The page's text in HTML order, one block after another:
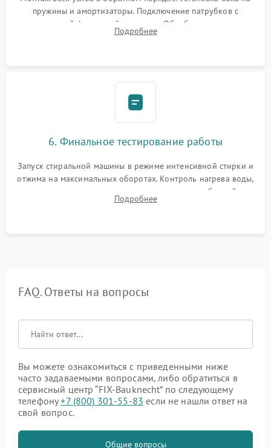
пружины и амортизаторы. Подключение патрубков с
надежной фиксацией хомутами. Обработка стыков
герметиком для предотвращения возможных протечек воды.
Подробнее
6. Финальное тестирование работы
Запуск стиральной машины в режиме интенсивной стирки и
отжима на максимальных оборотах. Контроль нагрева воды,
корректности слива, отсутствия излишних вибраций,
посторонних стуков и протечек под корпусом.
Подробнее
FAQ. Ответы на вопросы
Вы можете ознакомиться с приведенными ниже
часто задаваемыми вопросами, либо обратиться в
сервисный центр “FIX-Bauknecht” по следующему
телефону+7 (800) 301-55-83 если не нашли ответ на
свой вопрос.
Общие вопросы